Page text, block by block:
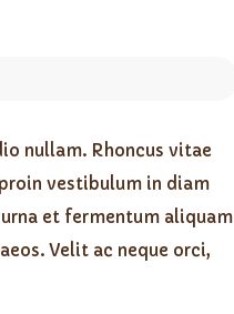
nullam. Rhoncus vitae
vestibulum in diam
et fermentum aliquam
Velit ac neque orci,